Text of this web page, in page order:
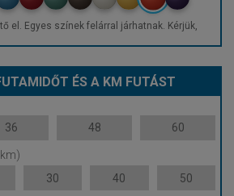
el. Egyes színek felárral járhatnak. Kérjük,
ÉS A KM FUTÁST
36 48 60
30 40 50